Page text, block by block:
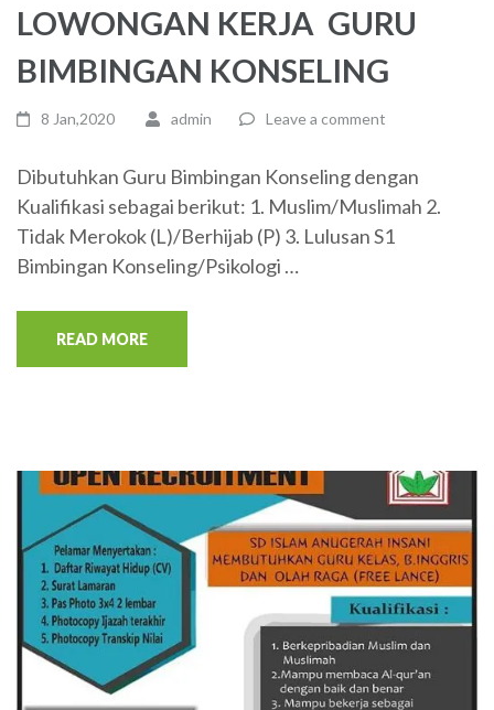
LOWONGAN KERJA ⁣⁣ GURU
BIMBINGAN KONSELING
8 Jan,2020 admin Leave a comment
Dibutuhkan Guru Bimbingan Konseling dengan
Kualifikasi sebagai berikut: 1. Muslim/Muslimah 2.
Tidak Merokok (L)/Berhijab (P) 3. Lulusan S1
Bimbingan Konseling/Psikologi …
READ MORE